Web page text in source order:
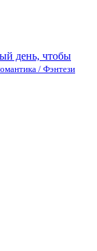
день, чтобы
/ Фэнтези